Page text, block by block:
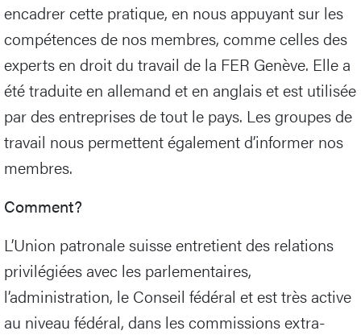
encadrer cette pratique, en nous appuyant sur les
compétences de nos membres, comme celles des
experts en droit du travail de la FER Genève. Elle a
été traduite en allemand et en anglais et est utilisée
par des entreprises de tout le pays. Les groupes de
travail nous permettent également d’informer nos
membres.
Comment?
L’Union patronale suisse entretient des relations
privilégiées avec les parlementaires,
l’administration, le Conseil fédéral et est très active
au niveau fédéral, dans les commissions extra-